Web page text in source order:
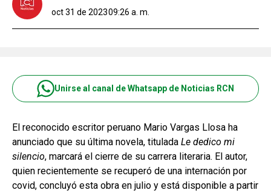
oct 31 de 202309:26 a. m.
Unirse al canal de Whatsapp de Noticias RCN
El reconocido escritor peruano Mario Vargas Llosa ha
anunciado que su última novela, titulada Le dedico mi
silencio, marcará el cierre de su carrera literaria. El autor,
quien recientemente se recuperó de una internación por
covid, concluyó esta obra en julio y está disponible a partir